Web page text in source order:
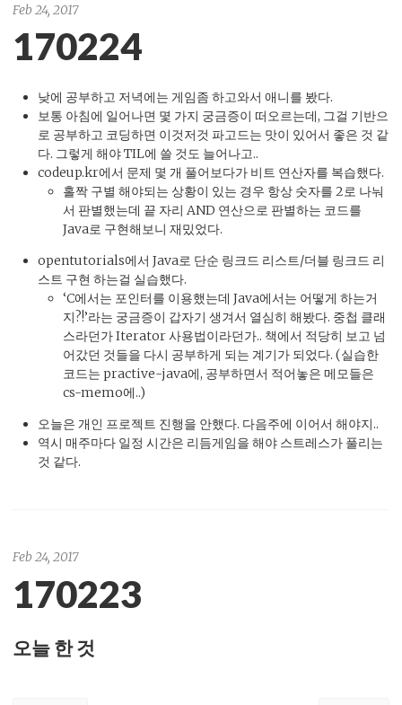
Feb 24, 2017
170224
낮에 공부하고 저녁에는 게임좀 하고와서 애니를 봤다.
보통 아침에 일어나면 몇 가지 궁금증이 떠오르는데, 그걸 기반으
로 공부하고 코딩하면 이것저것 파고드는 맛이 있어서 좋은 것 같
다. 그렇게 해야 TIL에 쓸 것도 늘어나고..
codeup.kr에서 문제 몇 개 풀어보다가 비트 연산자를 복습했다.
홀짝 구별 해야되는 상황이 있는 경우 항상 숫자를 2로 나눠
서 판별했는데 끝 자리 AND 연산으로 판별하는 코드를
Java로 구현해보니 재밌었다.
opentutorials에서 Java로 단순 링크드 리스트/더블 링크드 리
스트 구현 하는걸 실습했다.
‘C에서는 포인터를 이용했는데 Java에서는 어떻게 하는거
지?!’라는 궁금증이 갑자기 생겨서 열심히 해봤다. 중첩 클래
스라던가 Iterator 사용법이라던가.. 책에서 적당히 보고 넘
어갔던 것들을 다시 공부하게 되는 계기가 되었다. (실습한
코드는 practive-java에, 공부하면서 적어놓은 메모들은
cs-memo에..)
오늘은 개인 프로젝트 진행을 안했다. 다음주에 이어서 해야지..
역시 매주마다 일정 시간은 리듬게임을 해야 스트레스가 풀리는
것 같다.
Feb 24, 2017
170223
오늘 한 것